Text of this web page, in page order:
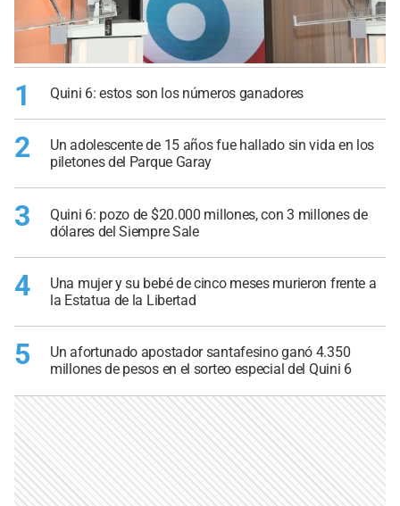
1 Quini 6: estos son los números ganadores
2
Un adolescente de 15 años fue hallado sin vida en los
piletones del Parque Garay
3
Quini 6: pozo de $20.000 millones, con 3 millones de
dólares del Siempre Sale
4
Una mujer y su bebé de cinco meses murieron frente a
la Estatua de la Libertad
5
Un afortunado apostador santafesino ganó 4.350
millones de pesos en el sorteo especial del Quini 6